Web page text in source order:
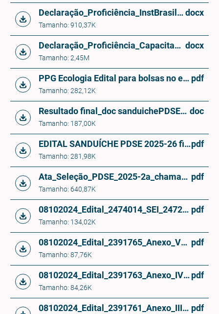
Declaração_Proficiência_InstBrasileira docx
Tamanho: 910,37K
Declaração_Proficiência_Capacitacao docx
Tamanho: 2,45M
PPG Ecologia Edital para bolsas no exterior- doutorado sanduiche 2027 pdf
Tamanho: 282,12K
Resultado final_doc sanduichePDSE_2025-26 2a chamada doc
Tamanho: 187,00K
EDITAL SANDUÍCHE PDSE 2025-26 final_segundachamada 2pdf
Tamanho: 281,98K
Ata_Seleção_PDSE_2025-2a_chamada_final 2 pdf
Tamanho: 640,87K
08102024_Edital_2474014_SEI_2472849_Edital_26_2024 pdf
Tamanho: 134,02K
08102024_Edital_2391765_Anexo_V___MODELO_DA_DECLARACAO_DO_COORIENTADOR_NO_EXTERIOR_ pdf
Tamanho: 87,76K
08102024_Edital_2391763_Anexo_IV__Proficiencia_2024 pdf
Tamanho: 84,26K
08102024_Edital_2391761_Anexo_III___Declaracao_Reconhecimento_da_Fluencia___Orient_Brasileiro pdf